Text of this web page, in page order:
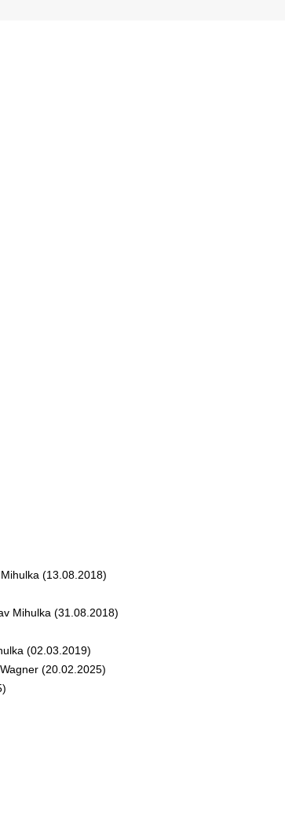
(13.08.2018)
Mihulka (31.08.2018)
(02.03.2019)
(20.02.2025)